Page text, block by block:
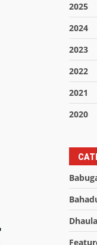
2025
2024
2023
2022
2021
2020